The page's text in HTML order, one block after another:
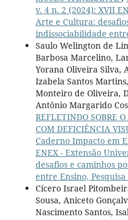
v. 4 n. 2 (2024): XVII
Arte e Cultura:
indissociabilidade
Saulo Welington de
Barbosa Marcelino,
Yorana Oliveira Silva,
Izabela Santos
Monteiro de Oliveira,
Antônio Margarido
REFLETINDO SOBRE
COM DEFICIÊNCIA
Caderno Impacto em
ENEX - Extensão
desafios e caminhos
entre Ensino,
Cícero Israel
Sousa, Aniceto
Nascimento Santos,